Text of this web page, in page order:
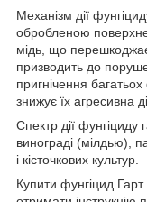
Механізм дії
обробленою
мідь, що
призводить до
пригнічення
знижує їх агресивна
Спектр дії
винограді (мілдью),
і кісточкових культур.
Купити фунгіцид